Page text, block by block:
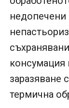
недопечени
консумация
заразяване
термична